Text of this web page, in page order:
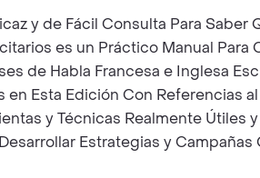
y de Fácil Consulta Para
es un Práctico Manual
de Habla Francesa e Inglesa
en Esta Edición Con Referencias
y Técnicas Realmente Útiles
Estrategias y